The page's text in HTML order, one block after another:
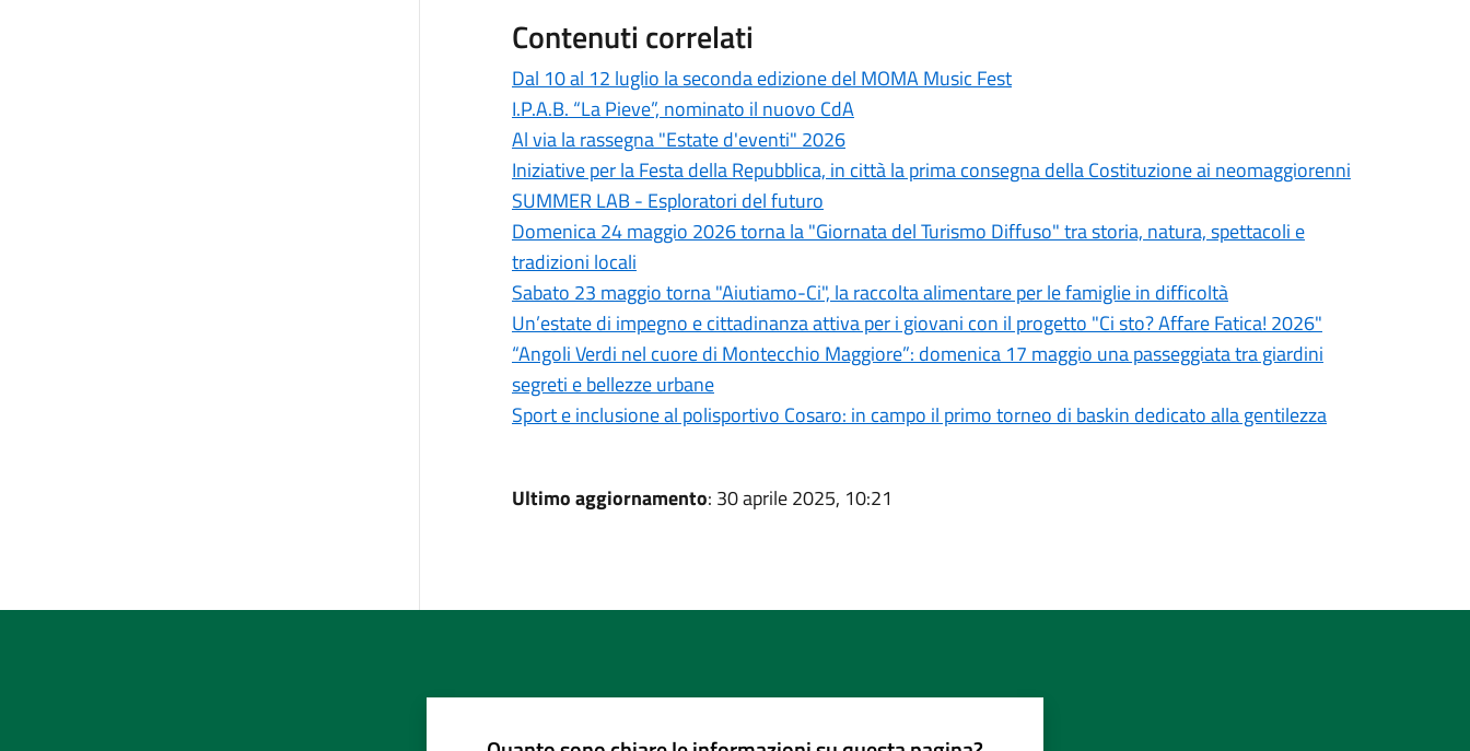
Contenuti correlati
Dal 10 al 12 luglio la seconda edizione del MOMA Music Fest
I.P.A.B. “La Pieve”, nominato il nuovo CdA
Al via la rassegna "Estate d'eventi" 2026
Iniziative per la Festa della Repubblica, in città la prima consegna della Costituzione ai neomaggiorenni
SUMMER LAB - Esploratori del futuro
Domenica 24 maggio 2026 torna la "Giornata del Turismo Diffuso" tra storia, natura, spettacoli e
tradizioni locali
Sabato 23 maggio torna "Aiutiamo-Ci", la raccolta alimentare per le famiglie in difficoltà
Un’estate di impegno e cittadinanza attiva per i giovani con il progetto "Ci sto? Affare Fatica! 2026"
“Angoli Verdi nel cuore di Montecchio Maggiore”: domenica 17 maggio una passeggiata tra giardini
segreti e bellezze urbane
Sport e inclusione al polisportivo Cosaro: in campo il primo torneo di baskin dedicato alla gentilezza
Ultimo aggiornamento: 30 aprile 2025, 10:21